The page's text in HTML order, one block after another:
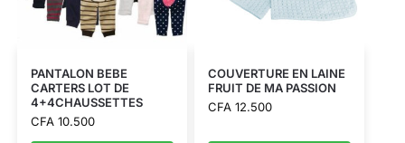
PANTALON BEBE
CARTERS LOT DE
4+4CHAUSSETTES
CFA10.500
COUVERTURE EN LAINE
FRUIT DE MA PASSION
CFA12.500